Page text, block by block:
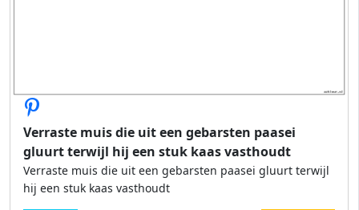
Verraste muis die uit een gebarsten paasei
gluurt terwijl hij een stuk kaas vasthoudt
Verraste muis die uit een gebarsten paasei gluurt terwijl
hij een stuk kaas vasthoudt